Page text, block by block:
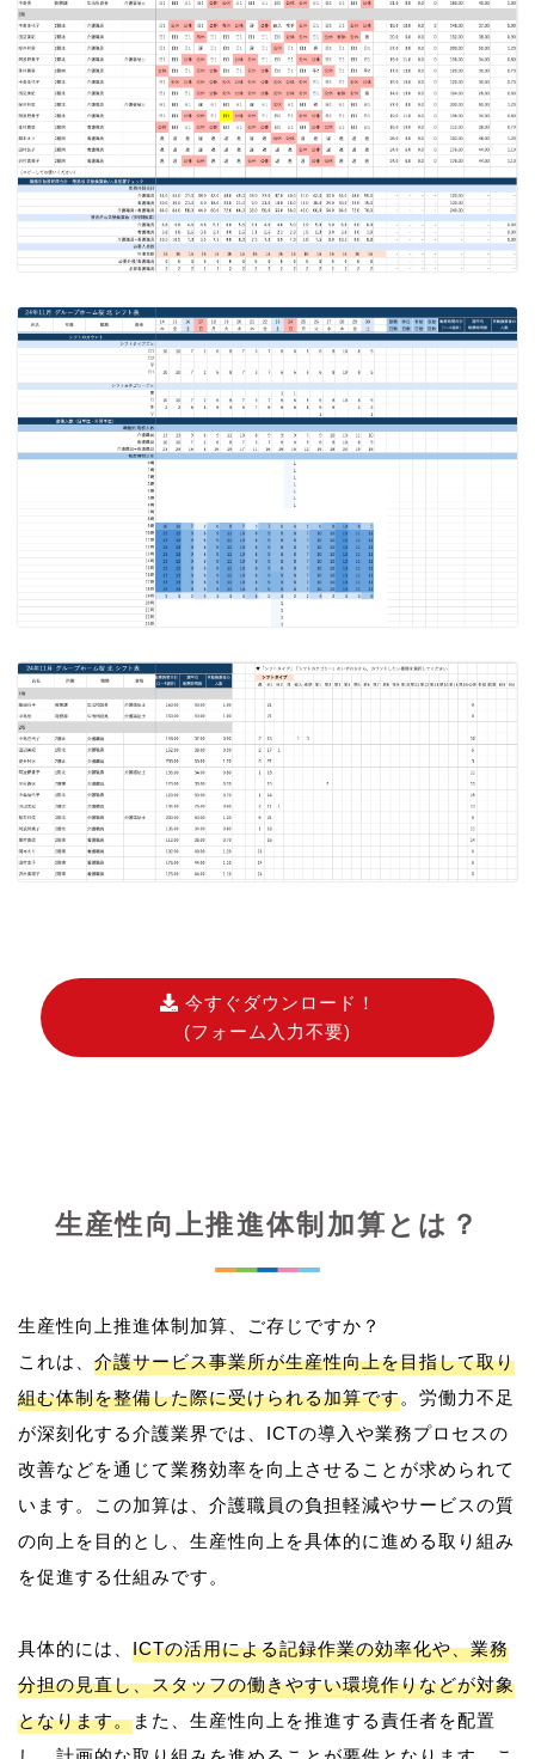
今すぐダウンロード！
(フォーム入力不要)
生産性向上推進体制加算とは？
生産性向上推進体制加算、ご存じですか？
これは、 介護サービス事業所が生産性向上を目指して取り
組む体制を整備した際に受けられる加算です。労働力不足
が深刻化する介護業界では、ICTの導入や業務プロセスの
改善などを通じて業務効率を向上させることが求められて
います。この加算は、介護職員の負担軽減やサービスの質
の向上を目的とし、生産性向上を具体的に進める取り組み
を促進する仕組みです。
具体的には、 ICTの活用による記録作業の効率化や、業務
分担の見直し、スタッフの働きやすい環境作りなどが対象
となります。また、生産性向上を推進する責任者を配置